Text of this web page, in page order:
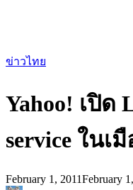
ข่าวไทย
Yahoo! เปิด
service ในเ
February 1, 2011February